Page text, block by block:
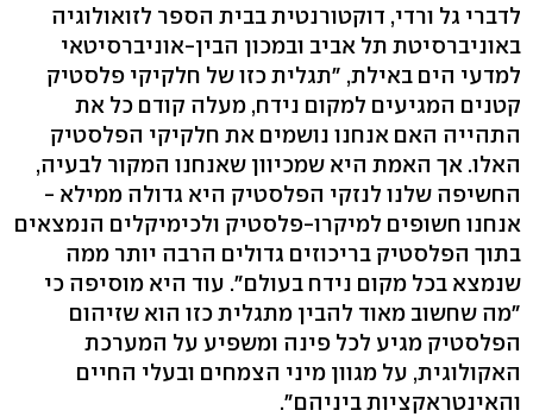
לדברי גל ורדי, דוקטורנטית בבית הספר לזואולוגיה
באוניברסיטת תל אביב ובמכון הבין-אוניברסיטאי
למדעי הים באילת, "תגלית כזו של חלקיקי פלסטיק
קטנים המגיעים למקום נידח, מעלה קודם כל את
התהייה האם אנחנו נושמים את חלקיקי הפלסטיק
האלו. אך האמת היא שמכיוון שאנחנו המקור לבעיה,
החשיפה שלנו לנזקי הפלסטיק היא גדולה ממילא -
אנחנו חשופים למיקרו-פלסטיק ולכימיקלים הנמצאים
בתוך הפלסטיק בריכוזים גדולים הרבה יותר ממה
שנמצא בכל מקום נידח בעולם". עוד היא מוסיפה כי
"מה שחשוב מאוד להבין מתגלית כזו הוא שזיהום
הפלסטיק מגיע לכל פינה ומשפיע על המערכת
האקולוגית, על מגוון מיני הצמחים ובעלי החיים
והאינטראקציות ביניהם".